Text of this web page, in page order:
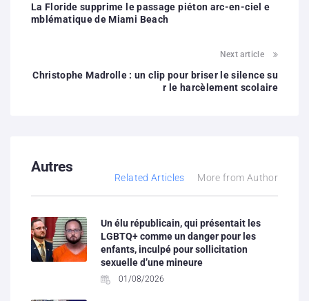
La Floride supprime le passage piéton arc-en-ciel e
mblématique de Miami Beach
Next article
Christophe Madrolle : un clip pour briser le silence su
r le harcèlement scolaire
Autres
Related Articles More from Author
Un élu républicain, qui présentait les
LGBTQ+ comme un danger pour les
enfants, inculpé pour sollicitation
sexuelle d’une mineure
01/08/2026